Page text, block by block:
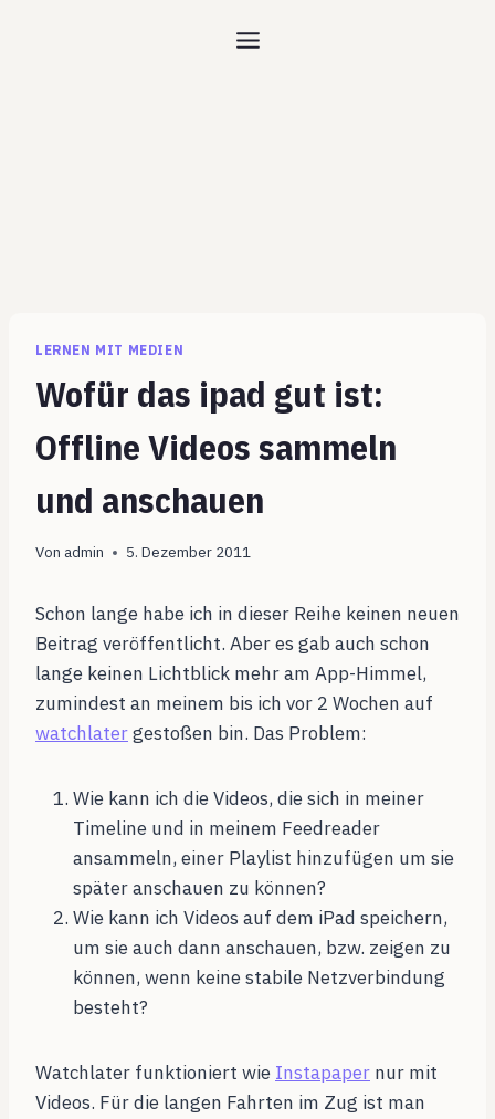
LERNEN MIT MEDIEN
Wofür das ipad gut ist:
Offline Videos sammeln
und anschauen
Von admin 5. Dezember 2011
Schon lange habe ich in dieser Reihe keinen neuen
Beitrag veröffentlicht. Aber es gab auch schon
lange keinen Lichtblick mehr am App-Himmel,
zumindest an meinem bis ich vor 2 Wochen auf
watchlatergestoßen bin. Das Problem:
Wie kann ich die Videos, die sich in meiner
Timeline und in meinem Feedreader
ansammeln, einer Playlist hinzufügen um sie
später anschauen zu können?
Wie kann ich Videos auf dem iPad speichern,
um sie auch dann anschauen, bzw. zeigen zu
können, wenn keine stabile Netzverbindung
besteht?
Watchlater funktioniert wie Instapaper nur mit
Videos. Für die langen Fahrten im Zug ist man